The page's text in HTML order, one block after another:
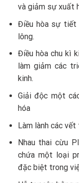
và giảm sự xuất
Điều hòa sự tiết
lông.
Điều hòa chu kì
làm giảm các
kinh.
Giải độc một
hóa
Làm lành các
Nhau thai cừu
chứa một loại
đặc biệt trong